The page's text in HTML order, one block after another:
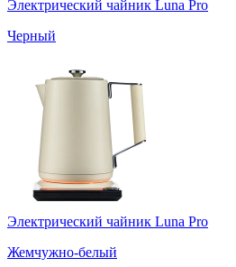
Электрический чайник Luna Pro
Черный
Электрический чайник Luna Pro
Жемчужно-белый